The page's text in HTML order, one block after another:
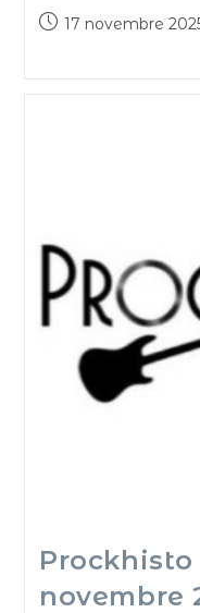
17 novembre
Prockhisto
novembre